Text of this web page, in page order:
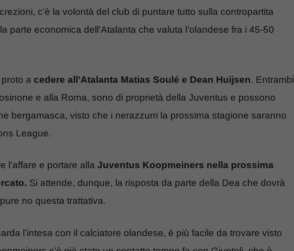
c’è la volontà del club di puntare tutto sulla contropartita
parte economica dell’Atalanta che valuta l’olandese fra i 45-50
a cedere all’Atalanta Matias Soulé e Dean Huijsen. Entrambi
e alla Roma, sono di proprietà della Juventus e possono
bergamasca, visto che i nerazzurri la prossima stagione saranno
League.
l’affare e portare alla Juventus Koopmeiners nella prossima
Si attende, dunque, la risposta da parte della Dea che dovrà
no questa trattativa.
l’intesa con il calciatore olandese, è più facile da trovare visto